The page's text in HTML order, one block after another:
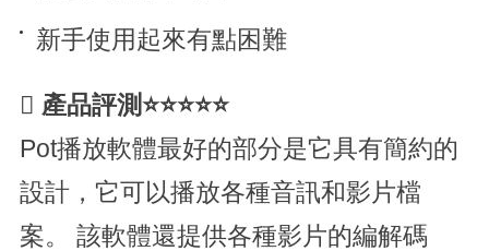
新手使用起來有點困難
 產品評測⭐⭐⭐⭐⭐
Pot播放軟體最好的部分是它具有簡約的
設計，它可以播放各種音訊和影片檔
案。 該軟體還提供各種影片的編解碼